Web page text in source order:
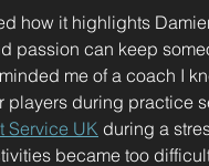
how it highlights
passion can keep
me of a coach I
players during practice
Service UK during a
became too